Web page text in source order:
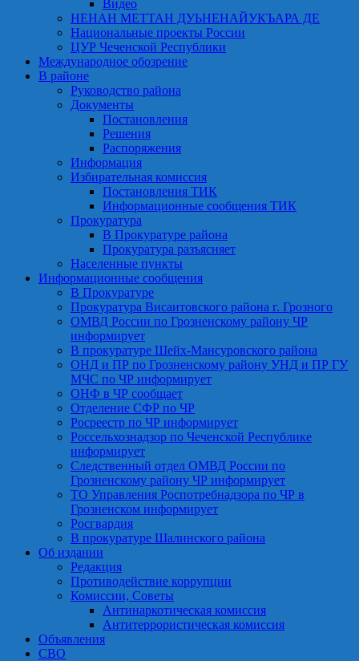
Видео
НЕНАН МЕТТАН ДУЬНЕНАЙУКЪАРА ДЕ
Национальные проекты России
ЦУР Чеченской Республики
Международное обозрение
В районе
Руководство района
Документы
Постановления
Решения
Распоряжения
Информация
Избирательная комиссия
Постановления ТИК
Информационные сообщения ТИК
Прокуратура
В Прокуратуре района
Прокуратура разъясняет
Населенные пункты
Информационные сообщения
В Прокуратуре
Прокуратура Висаитовского района г. Грозного
ОМВД России по Грозненскому району ЧР
информирует
В прокуратуре Шейх-Мансуровского района
ОНД и ПР по Грозненскому району УНД и ПР ГУ
МЧС по ЧР информирует
ОНФ в ЧР сообщает
Отделение СФР по ЧР
Росреестр по ЧР информирует
Россельхознадзор по Чеченской Республике
информирует
Следственный отдел ОМВД России по
Грозненскому району ЧР информирует
ТО Управления Роспотребнадзора по ЧР в
Грозненском информирует
Росгвардия
В прокуратуре Шалинского района
Об издании
Редакция
Противодействие коррупции
Комиссии, Советы
Антинаркотическая комиссия
Антитеррористическая комиссия
Объявления
СВО